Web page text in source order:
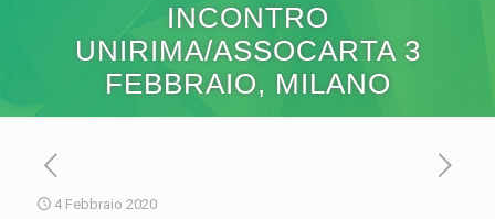
INCONTRO
UNIRIMA/ASSOCARTA 3
FEBBRAIO, MILANO
4 Febbraio 2020